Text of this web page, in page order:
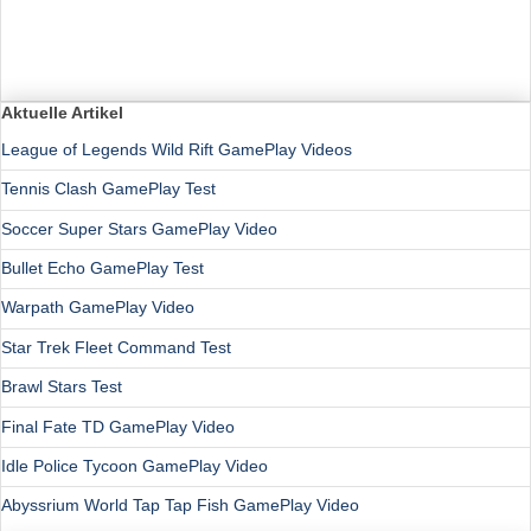
Aktuelle Artikel
League of Legends Wild Rift GamePlay Videos
Tennis Clash GamePlay Test
Soccer Super Stars GamePlay Video
Bullet Echo GamePlay Test
Warpath GamePlay Video
Star Trek Fleet Command Test
Brawl Stars Test
Final Fate TD GamePlay Video
Idle Police Tycoon GamePlay Video
Abyssrium World Tap Tap Fish GamePlay Video